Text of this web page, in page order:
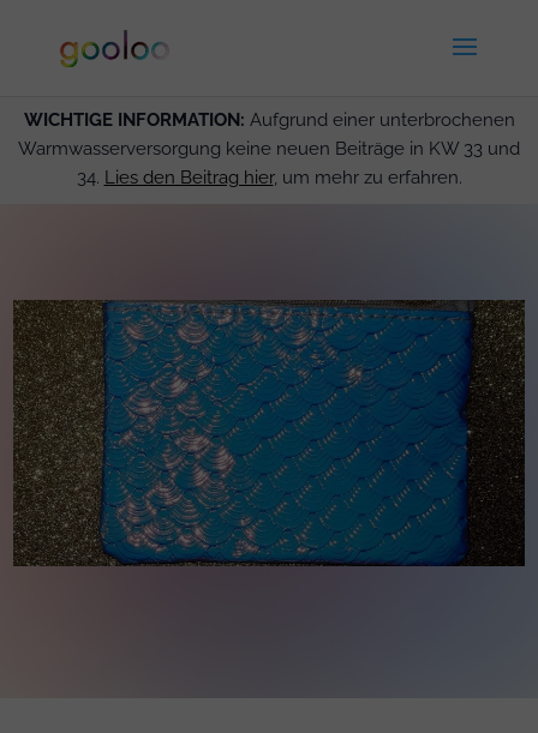
WICHTIGE INFORMATION: Aufgrund einer unterbrochenen
Warmwasserversorgung keine neuen Beiträge in KW 33 und
34. Lies den Beitrag hier, um mehr zu erfahren.